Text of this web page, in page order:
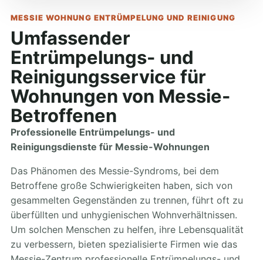
MESSIE WOHNUNG ENTRÜMPELUNG UND REINIGUNG
Umfassender
Entrümpelungs- und
Reinigungsservice für
Wohnungen von Messie-
Betroffenen
Professionelle Entrümpelungs- und
Reinigungsdienste für Messie-Wohnungen
Das Phänomen des Messie-Syndroms, bei dem
Betroffene große Schwierigkeiten haben, sich von
gesammelten Gegenständen zu trennen, führt oft zu
überfüllten und unhygienischen Wohnverhältnissen.
Um solchen Menschen zu helfen, ihre Lebensqualität
zu verbessern, bieten spezialisierte Firmen wie das